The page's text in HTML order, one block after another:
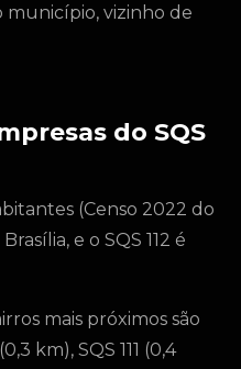
município, vizinho de
do SQS
(Censo 2022 do
e o SQS 112 é
mais próximos são
km), SQS 111 (0,4